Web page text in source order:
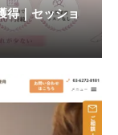
得｜セッショ